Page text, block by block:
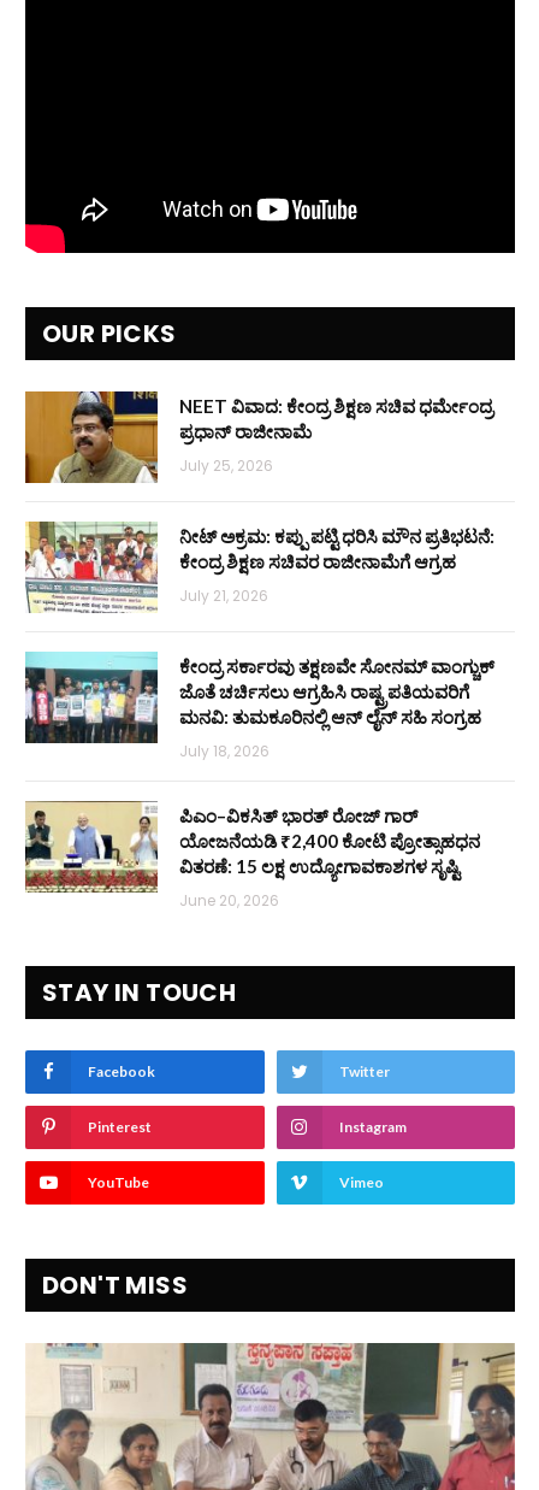
OUR PICKS
NEET ವಿವಾದ: ಕೇಂದ್ರ ಶಿಕ್ಷಣ ಸಚಿವ ಧರ್ಮೇಂದ್ರ
ಪ್ರಧಾನ್ ರಾಜೀನಾಮೆ
July 25, 2026
ನೀಟ್ ಅಕ್ರಮ: ಕಪ್ಪು ಪಟ್ಟಿ ಧರಿಸಿ ಮೌನ ಪ್ರತಿಭಟನೆ:
ಕೇಂದ್ರ ಶಿಕ್ಷಣ ಸಚಿವರ ರಾಜೀನಾಮೆಗೆ ಆಗ್ರಹ
July 21, 2026
ಕೇಂದ್ರ ಸರ್ಕಾರವು ತಕ್ಷಣವೇ ಸೋನಮ್ ವಾಂಗ್ಚುಕ್
ಜೊತೆ ಚರ್ಚಿಸಲು ಆಗ್ರಹಿಸಿ ರಾಷ್ಟ್ರಪತಿಯವರಿಗೆ
ಮನವಿ: ತುಮಕೂರಿನಲ್ಲಿ ಆನ್‌ ಲೈನ್ ಸಹಿ ಸಂಗ್ರಹ
July 18, 2026
ಪಿಎಂ–ವಿಕಸಿತ್ ಭಾರತ್ ರೋಜ್‌ ಗಾರ್
ಯೋಜನೆಯಡಿ ₹2,400 ಕೋಟಿ ಪ್ರೋತ್ಸಾಹಧನ
ವಿತರಣೆ: 15 ಲಕ್ಷ ಉದ್ಯೋಗಾವಕಾಶಗಳ ಸೃಷ್ಟಿ
June 20, 2026
STAY IN TOUCH
Facebook Twitter
Pinterest Instagram
YouTube Vimeo
DON'T MISS